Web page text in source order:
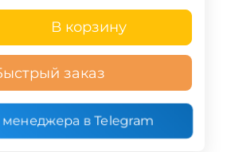
В корзину
заказ
менеджера в Telegram